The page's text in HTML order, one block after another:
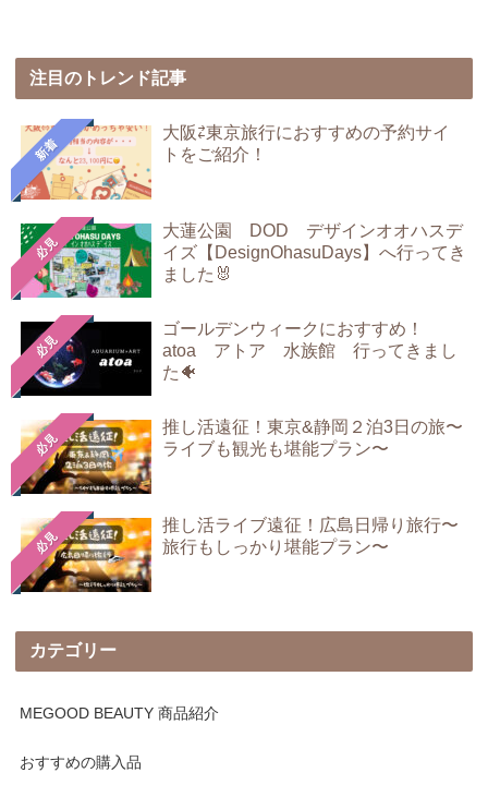
注目のトレンド記事
新着
大阪⇄東京旅行におすすめの予約サイ
トをご紹介！
必見
大蓮公園 DOD デザインオオハスデ
イズ【DesignOhasuDays】へ行ってき
ました🐰
必見
ゴールデンウィークにおすすめ！
atoa アトア 水族館 行ってきまし
た🐠
必見
推し活遠征！東京&静岡２泊3日の旅〜
ライブも観光も堪能プラン〜
必見
推し活ライブ遠征！広島日帰り旅行〜
旅行もしっかり堪能プラン〜
カテゴリー
MEGOOD BEAUTY 商品紹介
おすすめの購入品